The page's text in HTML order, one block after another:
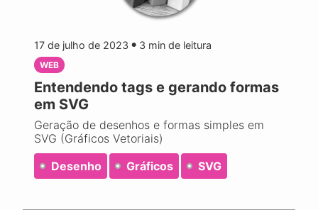
17 de julho de 2023 ● 3 min de leitura
WEB
Entendendo tags e gerando formas
em SVG
Geração de desenhos e formas simples em
SVG (Gráficos Vetoriais)
Desenho
Gráficos SVG